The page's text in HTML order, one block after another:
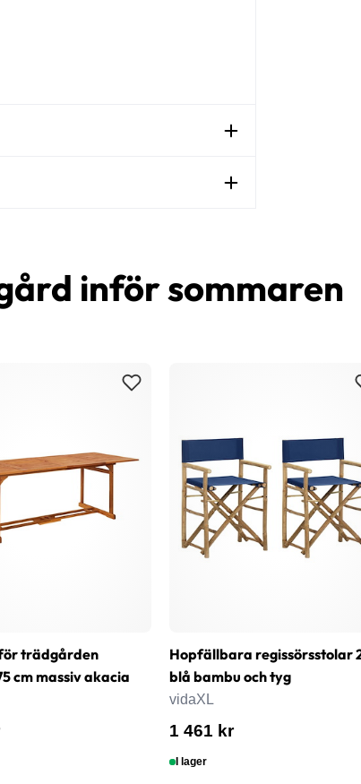
inför sommaren
trädgården
cm massiv akacia
Hopfällbara regissörsstolar
blå bambu och tyg
vidaXL
1 461 kr
I lager